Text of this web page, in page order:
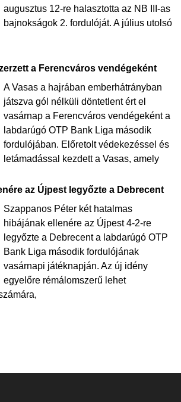
augusztus 12-re halasztotta az NB III-as
bajnokságok 2. fordulóját. A július utolsó
a Ferencváros vendégeként
A Vasas a hajrában emberhátrányban
játszva gól nélküli döntetlent ért el
vasárnap a Ferencváros vendégeként a
labdarúgó OTP Bank Liga második
fordulójában. Előretolt védekezéssel és
letámadással kezdett a Vasas, amely
az Újpest legyőzte a Debrecent
Szappanos Péter két hatalmas
hibájának ellenére az Újpest 4-2-re
legyőzte a Debrecent a labdarúgó OTP
Bank Liga második fordulójának
vasárnapi játéknapján. Az új idény
egyelőre rémálomszerű lehet